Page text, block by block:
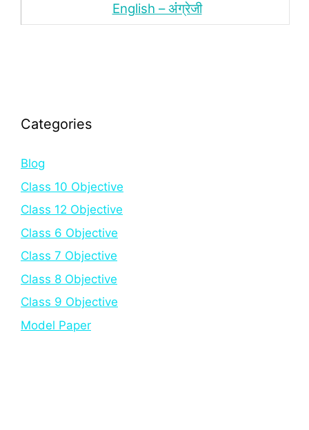
English – अंंग्रेजी
Categories
Blog
Class 10 Objective
Class 12 Objective
Class 6 Objective
Class 7 Objective
Class 8 Objective
Class 9 Objective
Model Paper